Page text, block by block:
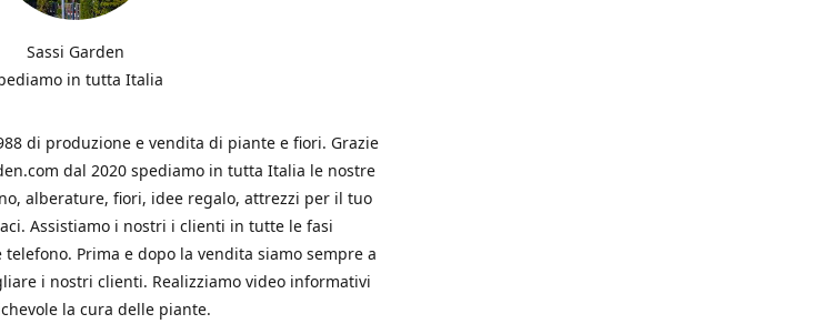
Sassi Garden
in tutta Italia
di produzione e vendita di piante e fiori. Grazie
dal 2020 spediamo in tutta Italia le nostre
alberature, fiori, idee regalo, attrezzi per il tuo
Assistiamo i nostri i clienti in tutte le fasi
Prima e dopo la vendita siamo sempre a
i nostri clienti. Realizziamo video informativi
la cura delle piante.